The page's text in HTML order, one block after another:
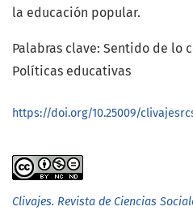
la educación popular.
Palabras clave: Sentido de lo
Políticas educativas
https://doi.org/10.25009/
Clivajes. Revista de Ciencias